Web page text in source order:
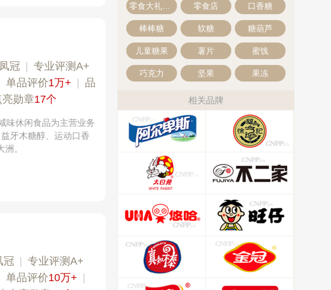
冠
专业评测A+
单品评价1万+
品
亮勋章17个
味休闲食品为主营业务
牙木糖醇、运动口香
。
冠
专业评测A+
单品评价10万+
零食店 口香糖
棒棒糖 软糖 糖葫芦
儿童糖果 薯片 蜜饯
巧克力 坚果 果冻
相关品牌